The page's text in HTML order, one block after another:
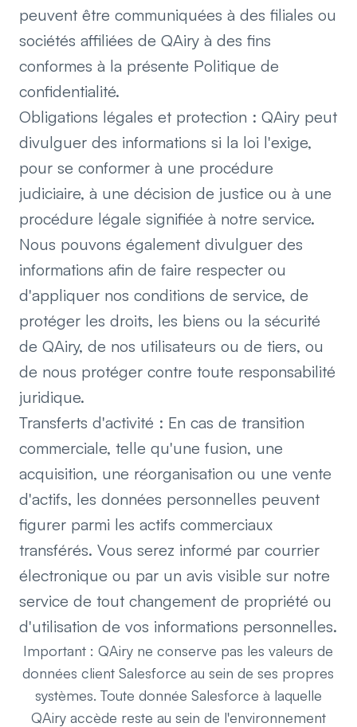
peuvent être communiquées à des filiales ou
sociétés affiliées de QAiry à des fins
conformes à la présente Politique de
confidentialité.
Obligations légales et protection : QAiry peut
divulguer des informations si la loi l'exige,
pour se conformer à une procédure
judiciaire, à une décision de justice ou à une
procédure légale signifiée à notre service.
Nous pouvons également divulguer des
informations afin de faire respecter ou
d'appliquer nos conditions de service, de
protéger les droits, les biens ou la sécurité
de QAiry, de nos utilisateurs ou de tiers, ou
de nous protéger contre toute responsabilité
juridique.
Transferts d'activité : En cas de transition
commerciale, telle qu'une fusion, une
acquisition, une réorganisation ou une vente
d'actifs, les données personnelles peuvent
figurer parmi les actifs commerciaux
transférés. Vous serez informé par courrier
électronique ou par un avis visible sur notre
service de tout changement de propriété ou
d'utilisation de vos informations personnelles.
Important : QAiry ne conserve pas les valeurs de
données client Salesforce au sein de ses propres
systèmes. Toute donnée Salesforce à laquelle
QAiry accède reste au sein de l'environnement